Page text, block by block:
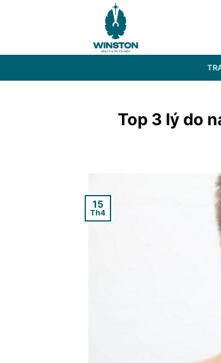
Top 3 lý do
15
Th4